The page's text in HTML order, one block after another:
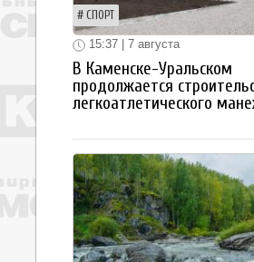
СПОРТ
15:37 | 7 августа
В Каменске-Уральском
продолжается
легкоатлетического